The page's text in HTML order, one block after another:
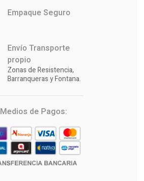
Empaque Seguro
Envío Transporte
propio
Zonas de Resistencia,
Barranqueras y Fontana.
Medios de Pagos: